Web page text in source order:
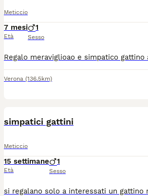
Meticcio
7 mesi
Età
1
Sesso
Verona (136.5km)
simpatici gattini
Meticcio
15 settimane
Età
1
Sesso